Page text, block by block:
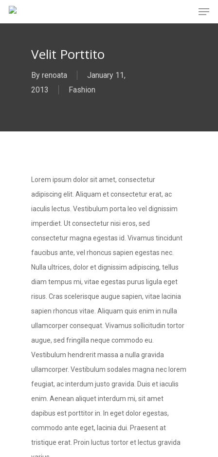
Skip
Velit Porttito
By renoata
January 11,
2013
Fashion
Lorem ipsum dolor sit amet, consectetur
adipiscing elit. Aliquam et consectetur erat, ac
iaculis lectus. Vestibulum porta leo vel dignissim
imperdiet. Ut consectetur nisi eros, sed
consectetur magna egestas id. Vivamus tincidunt
faucibus ante, vel rhoncus sapien egestas nec.
Nulla ultrices, dolor et dignissim adipiscing, tellus
diam tempus mi, vitae egestas purus ligula eget
risus. Cras scelerisque augue sapien, vitae lacinia
sapien rhoncus vitae. Aliquam quis enim in nulla
ullamcorper consequat. Vivamus sollicitudin tortor
augue, sed fringilla neque commodo eu.
Vestibulum hendrerit massa a nulla gravida
ullamcorper. Vestibulum sodales magna nec lorem
feugiat, ac interdum justo gravida. Duis et iaculis
enim. Aenean aliquet interdum mi, sit amet
dapibus est porttitor in. In eget dolor egestas,
commodo ante eget, lacinia dui. Praesent at
tristique erat. Proin luctus tortor et lectus gravida